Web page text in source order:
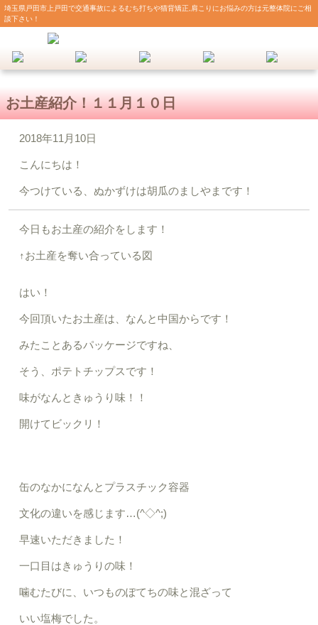
埼玉県戸田市上戸田で交通事故によるむち打ちや猫背矯正,肩こりにお悩みの方は元整体院にご相
談下さい！
お土産紹介！１１月１０日
2018年11月10日
こんにちは！
今つけている、ぬかずけは胡瓜のましやまです！
今日もお土産の紹介をします！
↑お土産を奪い合っている図
はい！
今回頂いたお土産は、なんと中国からです！
みたことあるパッケージですね、
そう、ポテトチップスです！
味がなんときゅうり味！！
開けてビックリ！
缶のなかになんとプラスチック容器
文化の違いを感じます…(^◇^;)
早速いただきました！
一口目はきゅうりの味！
噛むたびに、いつものぽてちの味と混ざって
いい塩梅でした。